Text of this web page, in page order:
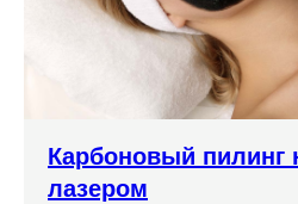
Карбоновый
лазером